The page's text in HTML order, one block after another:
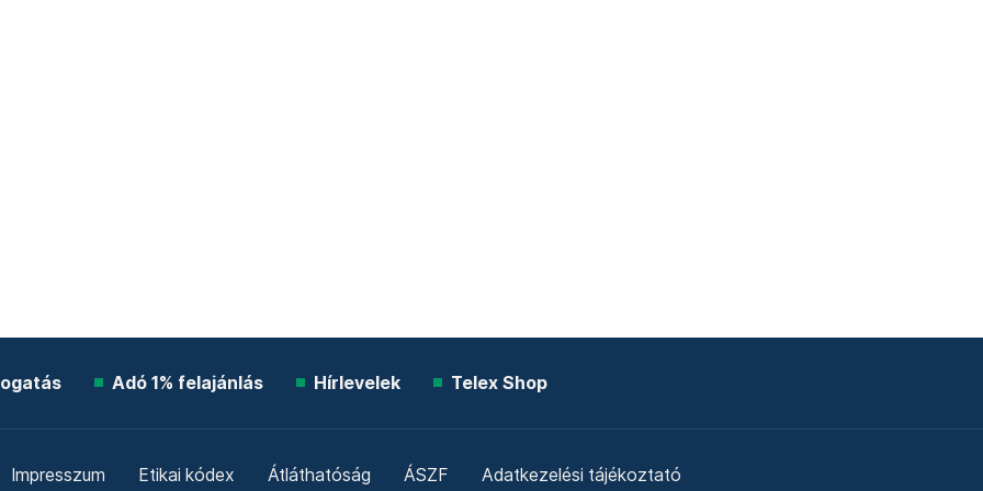
Adó 1% felajánlás Hírlevelek Telex Shop
Impresszum Etikai kódex Átláthatóság ÁSZF Adatkezelési tájékoztató